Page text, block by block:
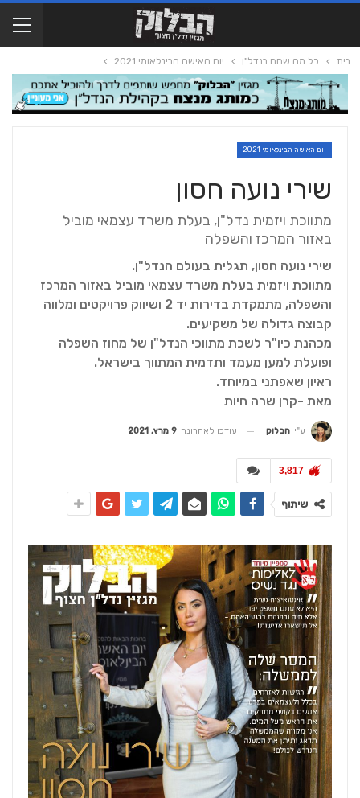
בית כל מה שחם בנדל"ן יום האישה הבינלאומי 2021
יום האישה הבינלאומי 2021
שירי נועה חסון
מתווכת ויזמית נדל"ן, בעלת משרד עצמאי מוביל
באזור המרכז והשפלה
שירי נועה חסון, תגלית בעולם הנדל"ן.
מתווכת ויזמית בעלת משרד עצמאי מוביל באזור המרכז
והשפלה, מתמקדת בדירות יד 2 ושיווק פרויקטים ומלווה
קבוצה גדולה של משקיעים.
מכהנת כיו"ר לשכת מתווכי הנדל"ן של מחוז השפלה
ופועלת למען מעמד ותדמית המתווך בישראל.
ראיון שאפתני במיוחד.
מאת -קרן שרה חיות
ע"י הבלוק עודכן לאחרונה 9 מרץ, 2021
3,817
שיתוף